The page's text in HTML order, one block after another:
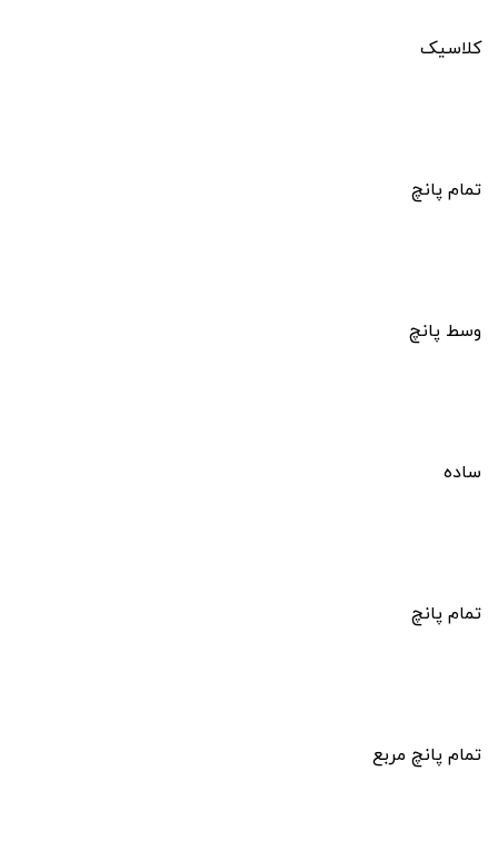
کلاسیک
تمام پانچ
وسط پانچ
ساده
تمام پانچ
تمام پانچ مربع